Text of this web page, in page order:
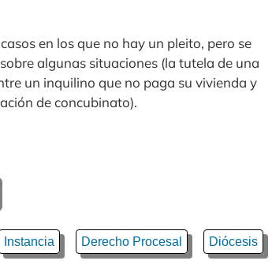
en los que no hay un pleito, pero se
algunas situaciones (la tutela de una
un inquilino que no paga su vivienda y
de concubinato).
Instancia Derecho Procesal Diócesis